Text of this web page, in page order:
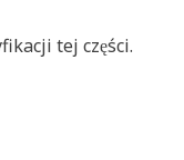
tej części.